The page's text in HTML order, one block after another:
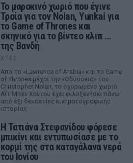
Το μαροκινό χωριό που έγινε
Τροία για τον Nolan, Yunkai για
το Game of Thrones και
σκηνικό για το βίντεο κλιπ ...
της Βανδή
ΧΤΕΣ
Από το «Lawrence of Arabia» και το Game
of Thrones μέχρι την «Οδύσσεια» του
Christopher Nolan, το οχυρωμένο χωριό
Αΐτ Μπεν Χαντού έχει φιλοξενήσει πάνω
από έξι δεκαετίες κινηματογραφικής
ιστορίας
Η Τατιάνα Στεφανίδου φόρεσε
μπικίνι και εντυπωσίασε με το
κορμί της στα καταγάλανα νερά
του Ιονίου